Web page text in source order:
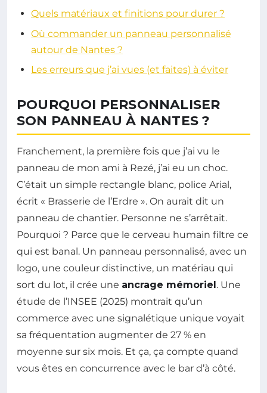
Quels matériaux et finitions pour durer ?
Où commander un panneau personnalisé
autour de Nantes ?
Les erreurs que j’ai vues (et faites) à éviter
POURQUOI PERSONNALISER
SON PANNEAU À NANTES ?
Franchement, la première fois que j’ai vu le
panneau de mon ami à Rezé, j’ai eu un choc.
C’était un simple rectangle blanc, police Arial,
écrit « Brasserie de l’Erdre ». On aurait dit un
panneau de chantier. Personne ne s’arrêtait.
Pourquoi ? Parce que le cerveau humain filtre ce
qui est banal. Un panneau personnalisé, avec un
logo, une couleur distinctive, un matériau qui
sort du lot, il crée une ancrage mémoriel. Une
étude de l’INSEE (2025) montrait qu’un
commerce avec une signalétique unique voyait
sa fréquentation augmenter de 27 % en
moyenne sur six mois. Et ça, ça compte quand
vous êtes en concurrence avec le bar d’à côté.